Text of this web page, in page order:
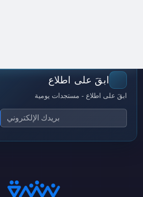
ابقَ على اطلاع
ابقَ على اطلاع - مستجدات يومية